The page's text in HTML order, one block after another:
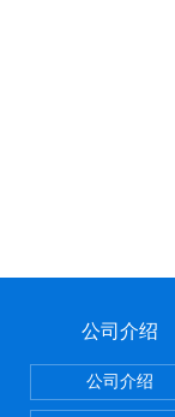
公司介绍
公司介绍